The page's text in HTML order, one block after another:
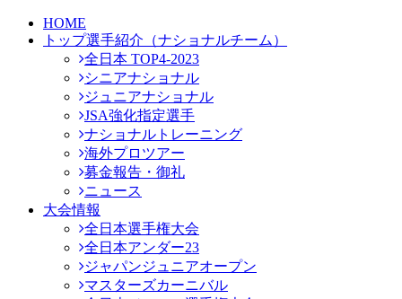
HOME
トップ選手紹介（ナショナルチーム）
全日本 TOP4-2023
シニアナショナル
ジュニアナショナル
JSA強化指定選手
ナショナルトレーニング
海外プロツアー
募金報告・御礼
ニュース
大会情報
全日本選手権大会
全日本アンダー23
ジャパンジュニアオープン
マスターズカーニバル